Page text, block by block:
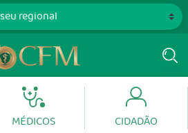
MÉDICOS CIDADÃO